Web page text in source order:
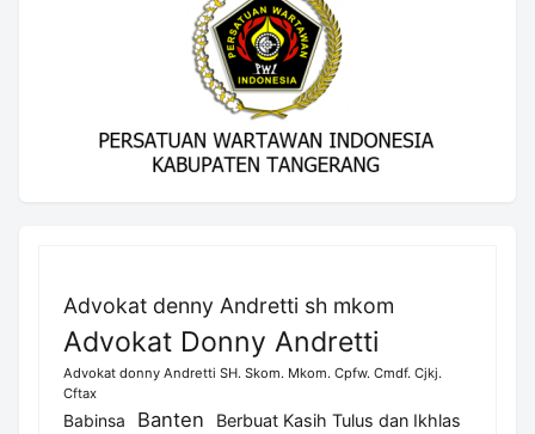
Advokat denny Andretti sh mkom
Advokat Donny Andretti
Advokat donny Andretti SH. Skom. Mkom. Cpfw. Cmdf. Cjkj.
Cftax
Babinsa Banten Berbuat Kasih Tulus dan Ikhlas